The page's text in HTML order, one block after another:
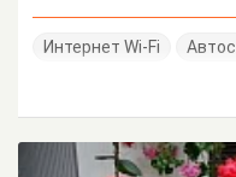
Интернет Wi-Fi